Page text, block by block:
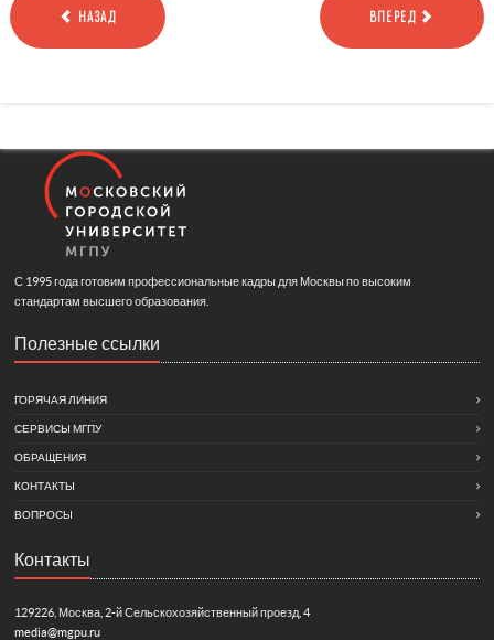
НАЗАД ВПЕРЕД
С 1995 года готовим профессиональные кадры для Москвы по высоким
стандартам высшего образования.
Полезные ссылки
ГОРЯЧАЯ ЛИНИЯ
СЕРВИСЫ МГПУ
ОБРАЩЕНИЯ
КОНТАКТЫ
ВОПРОСЫ
Контакты
129226, Москва, 2-й Сельскохозяйственный проезд, 4
media@mgpu.ru